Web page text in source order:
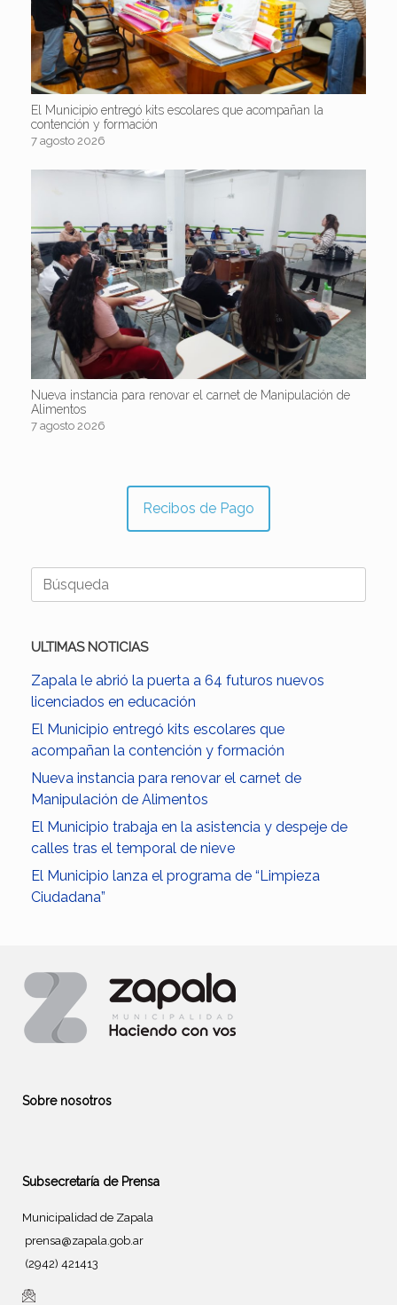
El Municipio entregó kits escolares que acompañan la
contención y formación
7 agosto 2026
Nueva instancia para renovar el carnet de Manipulación de
Alimentos
7 agosto 2026
Recibos de Pago
Buscar:
ULTIMAS NOTICIAS
Zapala le abrió la puerta a 64 futuros nuevos
licenciados en educación
El Municipio entregó kits escolares que
acompañan la contención y formación
Nueva instancia para renovar el carnet de
Manipulación de Alimentos
El Municipio trabaja en la asistencia y despeje de
calles tras el temporal de nieve
El Municipio lanza el programa de “Limpieza
Ciudadana”
Sobre nosotros
Subsecretaría de Prensa
Municipalidad de Zapala
prensa@zapala.gob.ar
(2942) 421413